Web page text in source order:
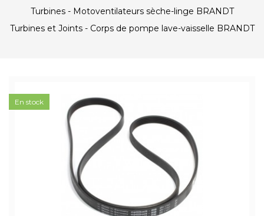
Turbines - Motoventilateurs sèche-linge BRANDT
Turbines et Joints - Corps de pompe lave-vaisselle BRANDT
En stock